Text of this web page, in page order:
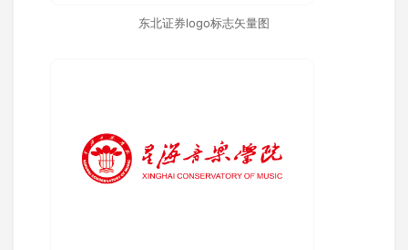
东北证券logo标志矢量图